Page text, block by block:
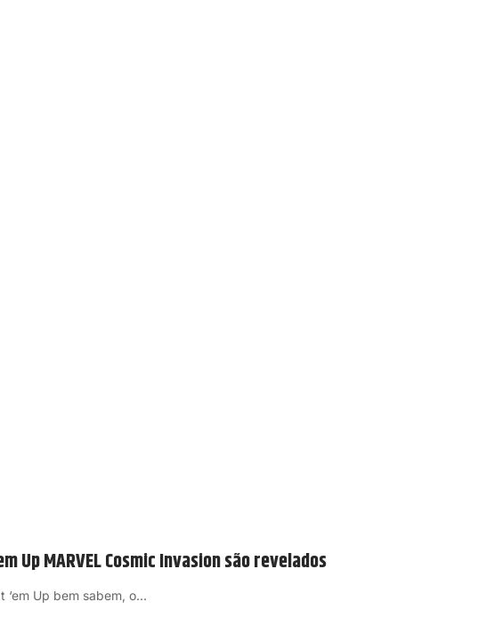
Up MARVEL Cosmic Invasion são revelados
‘em Up bem sabem, o…